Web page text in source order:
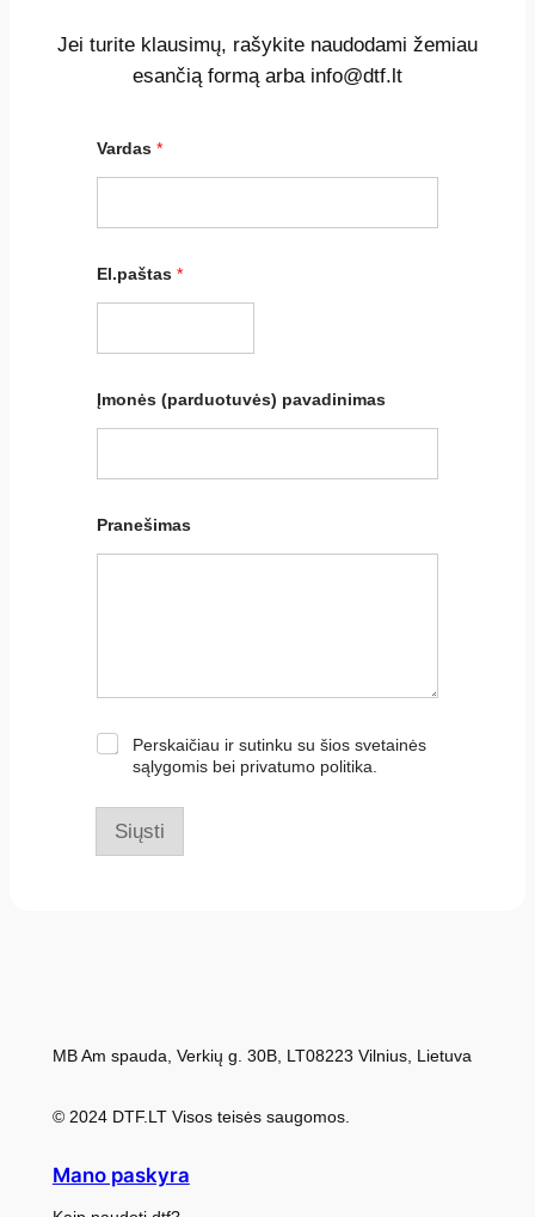
Jei turite klausimų, rašykite naudodami žemiau
esančią formą arba info@dtf.lt
Vardas *
El.paštas *
Įmonės (parduotuvės) pavadinimas
Pranešimas
ė
Perskaičiau ir sutinku su šios svetainės
sąlygomis bei privatumo politika.
Siųsti
MB Am spauda, Verkių g. 30B, LT08223 Vilnius, Lietuva
© 2024 DTF.LT Visos teisės saugomos.
Mano paskyra